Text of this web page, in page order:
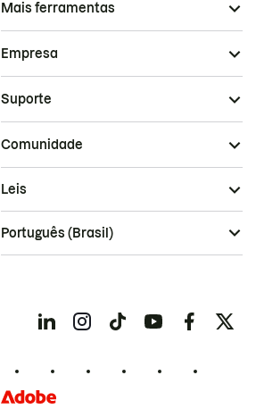
Mais ferramentas
Empresa
Suporte
Comunidade
Leis
Português (Brasil)